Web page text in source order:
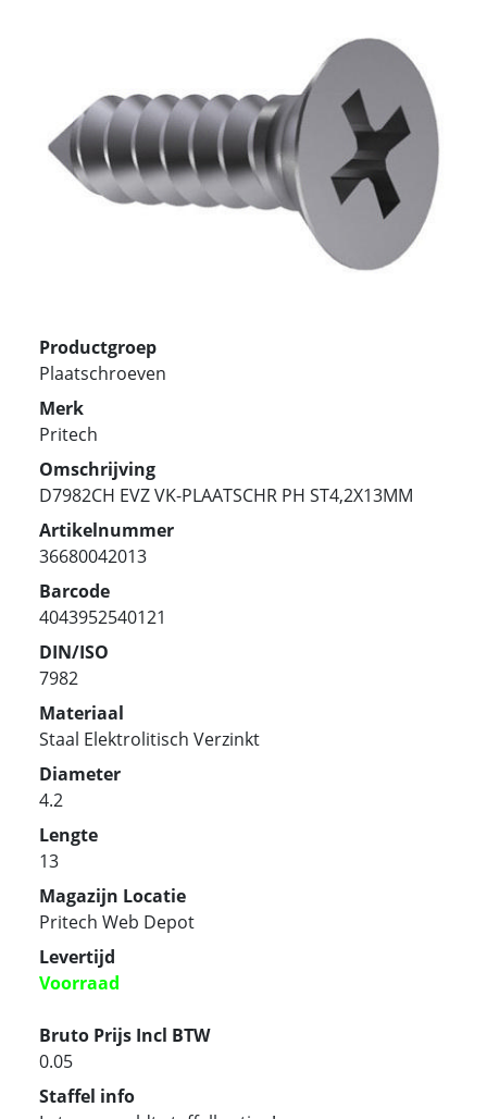
Productgroep
Plaatschroeven
Merk
Pritech
Omschrijving
D7982CH EVZ VK-PLAATSCHR PH ST4,2X13MM
Artikelnummer
36680042013
Barcode
4043952540121
DIN/ISO
7982
Materiaal
Staal Elektrolitisch Verzinkt
Diameter
4.2
Lengte
13
Magazijn Locatie
Pritech Web Depot
Levertijd
Voorraad
Bruto Prijs Incl BTW
0.05
Staffel info